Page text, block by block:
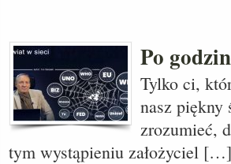
Po
Tylko ci,
nasz piękny
zrozumieć,
tym wystąpieniu założyciel […]